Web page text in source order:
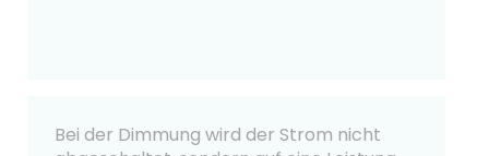
Bei der Dimmung wird der Strom nicht